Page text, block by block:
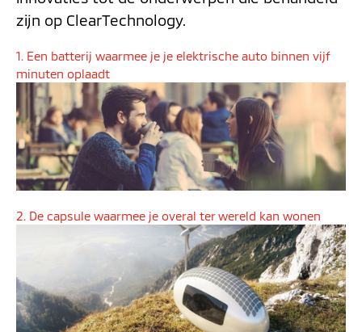
zijn op ClearTechnology.
1. Een batterij waarmee je je elektrische auto binnen vijf
minuten oplaadt
2. De capsule waarmee je overal ter wereld kan wonen